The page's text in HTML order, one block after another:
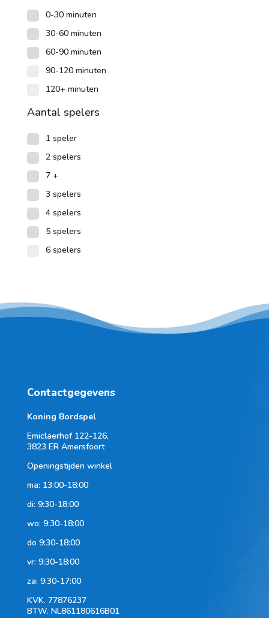
0-30 minuten
30-60 minuten
60-90 minuten
90-120 minuten
120+ minuten
Aantal spelers
1 speler
2 spelers
7 +
3 spelers
4 spelers
5 spelers
6 spelers
Contactgegevens
Koning Bordspel
Emiclaerhof 122-126,
3823 ER Amersfoort
Openingstijden winkel
ma: 13:00-18:00
di: 9:30-18:00
wo: 9:30-18:00
do 9:30-18:00
vr: 9:30-18:00
za: 9:30-17:00
KVK. 77876237
BTW. NL861180616B01